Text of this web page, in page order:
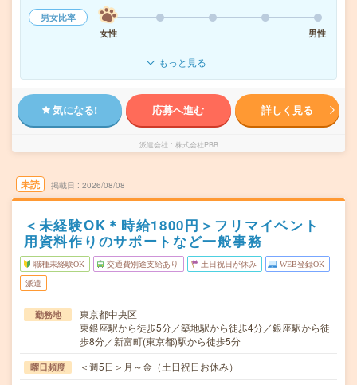
男女比率
女性
男性
もっと見る
気になる! 応募へ進む 詳しく見る
派遣会社 株式会社PBB
未読 掲載日 2026/08/08
＜未経験OK＊時給1800円＞フリマイベント
用資料作りのサポートなど一般事務
職種未経験OK 交通費別途支給あり 土日祝日が休み WEB登録OK
派遣
勤務地
東京都中央区
東銀座駅から徒歩5分／築地駅から徒歩4分／銀座駅から徒
歩8分／新富町(東京都)駅から徒歩5分
曜日頻度 ＜週5日＞月～金（土日祝日お休み）